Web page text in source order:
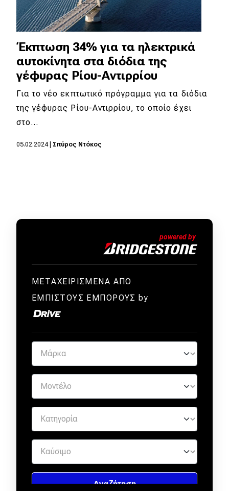
Έκπτωση 34% για τα ηλεκτρικά
αυτοκίνητα στα διόδια της
γέφυρας Ρίου-Αντιρρίου
Για το νέο εκπτωτικό πρόγραμμα για τα διόδια
της γέφυρας Ρίου-Αντιρρίου, το οποίο έχει
στο…
05.02.2024| Σπύρος Ντόκος
ΜΕΤΑΧΕΙΡΙΣΜΕΝΑ ΑΠΟ
ΕΜΠΙΣΤΟΥΣ ΕΜΠΟΡΟΥΣ by